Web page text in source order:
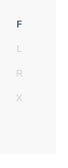
F
L
R
X